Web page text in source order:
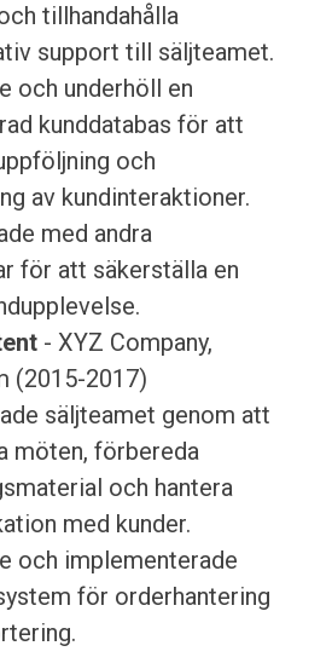
tillhandahålla
support till säljteamet.
och underhöll en
kunddatabas för att
och
av kundinteraktioner.
med andra
för att säkerställa en
- XYZ Company,
(2015-2017)
säljteamet genom att
möten, förbereda
och hantera
med kunder.
och implementerade
för orderhantering